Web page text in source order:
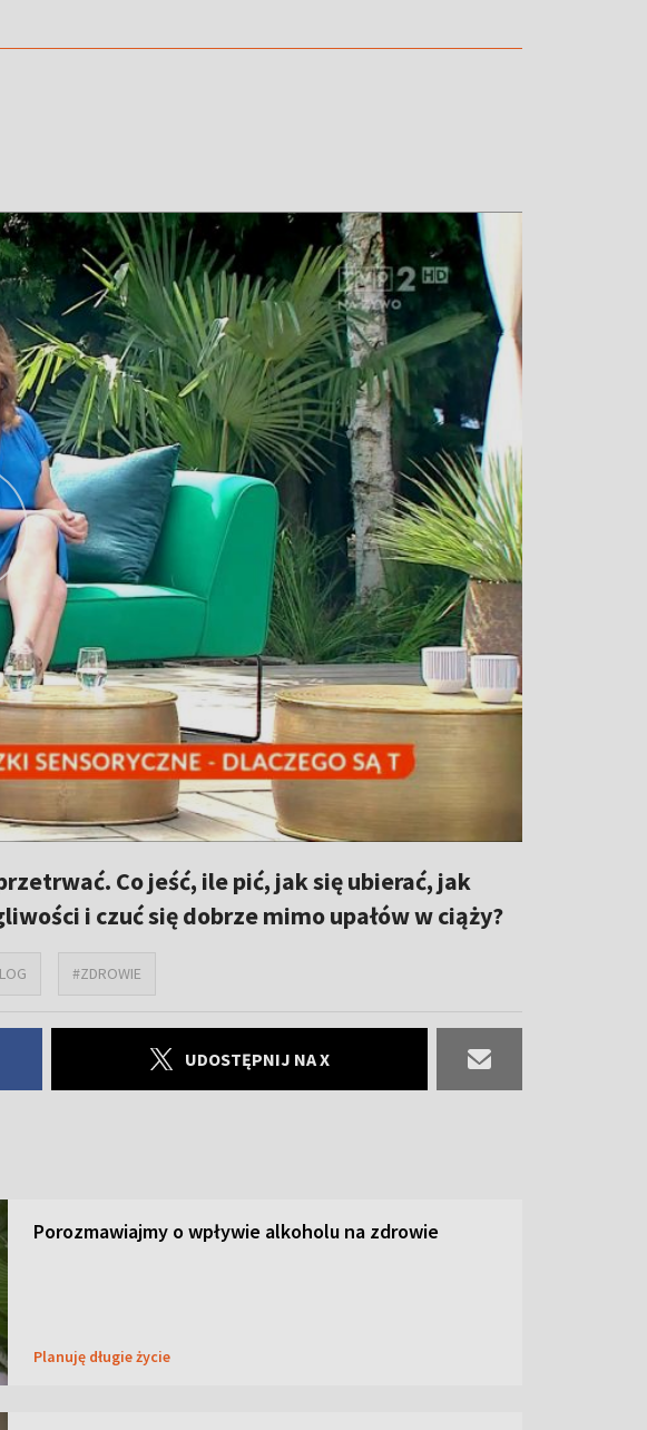
Co jeść, ile pić, jak się ubierać, jak
i czuć się dobrze mimo upałów w ciąży?
#ZDROWIE
UDOSTĘPNIJ NA X
Porozmawiajmy o wpływie alkoholu na zdrowie
Planuję długie życie